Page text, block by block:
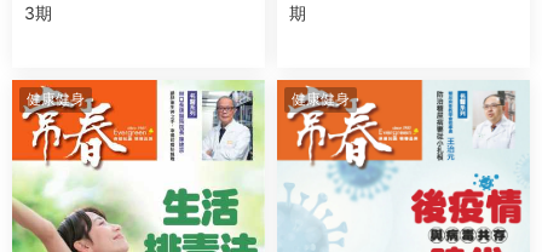
3期
期
健康健身 健康健身